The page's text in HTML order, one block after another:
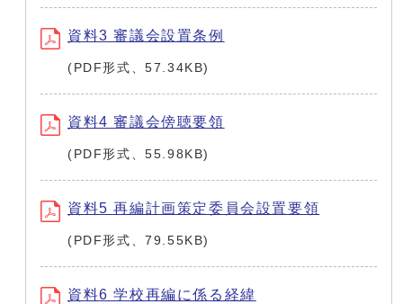
資料3 審議会設置条例
(PDF形式、57.34KB)
資料4 審議会傍聴要領
(PDF形式、55.98KB)
資料5 再編計画策定委員会設置要領
(PDF形式、79.55KB)
資料6 学校再編に係る経緯